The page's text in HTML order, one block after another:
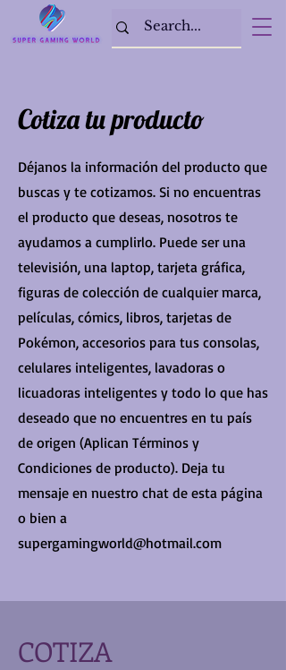
Cotiza tu producto
Déjanos la información del producto que
buscas y te cotizamos. Si no encuentras
el producto que deseas, nosotros te
ayudamos a cumplirlo. Puede ser una
televisión, una laptop, tarjeta gráfica,
figuras de colección de cualquier marca,
películas, cómics, libros, tarjetas de
Pokémon, accesorios para tus consolas,
celulares inteligentes, lavadoras o
licuadoras inteligentes y todo lo que has
deseado que no encuentres en tu país
de origen (Aplican Términos y
Condiciones de producto). Deja tu
mensaje en nuestro chat de esta página
o bien a
supergamingworld@hotmail.com
COTIZA